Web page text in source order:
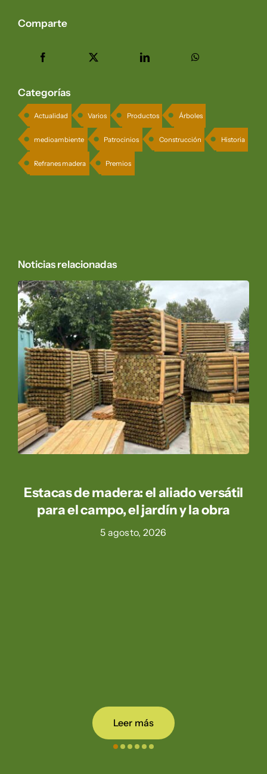
Comparte
Categorías
Actualidad Varios Productos Árboles
medioambiente Patrocinios Construcción Historia
Refranes madera Premios
Noticias relacionadas
Estacas de madera: el aliado versátil
para el campo, el jardín y la obra
5 agosto, 2026
Leer más